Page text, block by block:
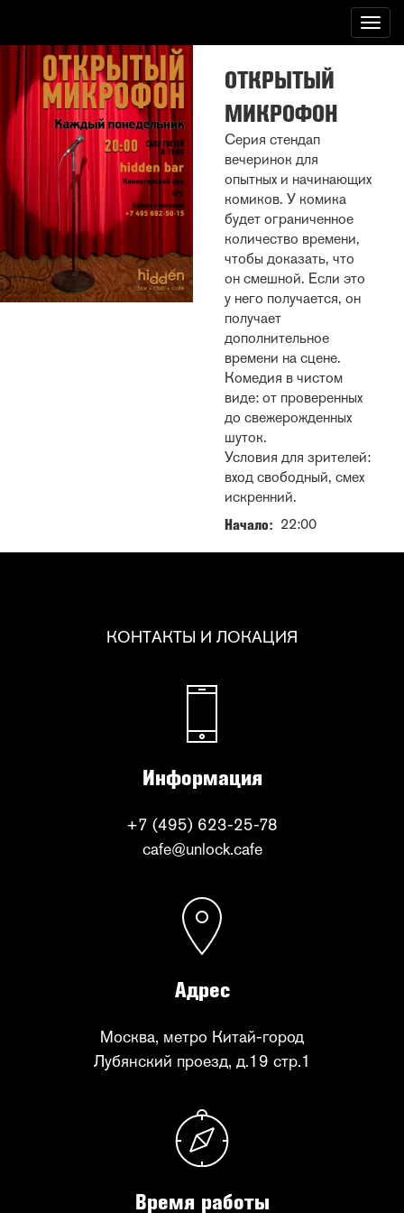
основному
содержанию
ОТКРЫТЫЙ
МИКРОФОН
Серия стендап
вечеринок для
опытных и начинающих
комиков. У комика
будет ограниченное
количество времени,
чтобы доказать, что
он смешной. Если это
у него получается, он
получает
дополнительное
времени на сцене.
Комедия в чистом
виде: от проверенных
до свежерожденных
шуток.
Условия для зрителей:
вход свободный, смех
искренний.
Начало 22:00
КОНТАКТЫ И ЛОКАЦИЯ
Информация
+7 (495) 623-25-78
cafe@unlock.cafe
Адрес
Москва, метро Китай-город
Лубянский проезд, д.19 стр.1
Время работы